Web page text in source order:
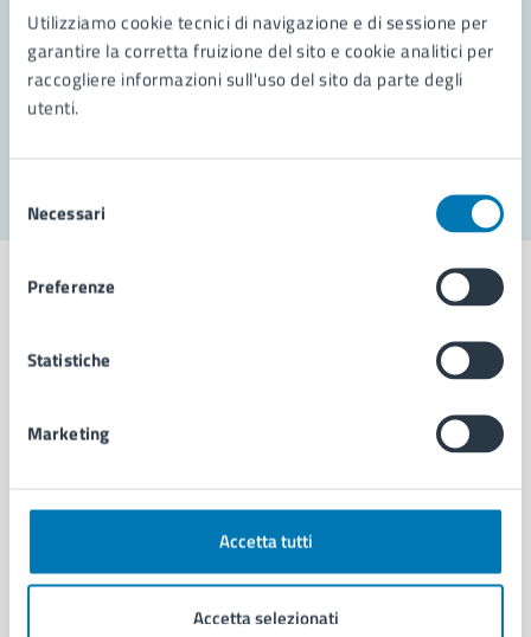
Utilizziamo cookie tecnici di navigazione e di sessione per
garantire la corretta fruizione del sito e cookie analitici per
raccogliere informazioni sull'uso del sito da parte degli
utenti.
delNecessari
Preferenze
Statistiche
Marketing
Accetta tutti
Accetta selezionati
Prenota appuntamento
Problemi in città
Comune di Napoli
AMMINISTRAZIONE
Organi di governo
Enti e fondazioni